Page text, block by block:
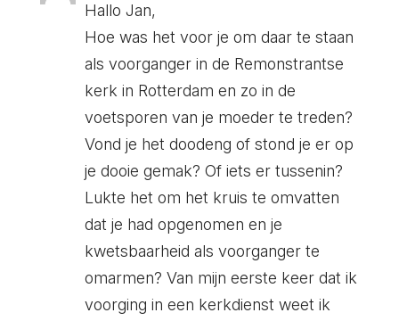
Hallo Jan,
Hoe was het voor je om daar te staan
als voorganger in de Remonstrantse
kerk in Rotterdam en zo in de
voetsporen van je moeder te treden?
Vond je het doodeng of stond je er op
je dooie gemak? Of iets er tussenin?
Lukte het om het kruis te omvatten
dat je had opgenomen en je
kwetsbaarheid als voorganger te
omarmen? Van mijn eerste keer dat ik
voorging in een kerkdienst weet ik